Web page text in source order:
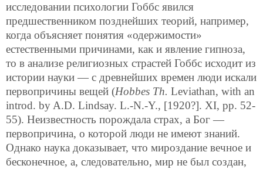
исследовании психологии Гоббс явился
предшественником позднейших теорий, например,
когда объясняет понятия «одержимости»
естественными причинами, как и явление гипноза,
то в анализе религиозных страстей Гоббс исходит из
истории науки — с древнейших времен люди искали
первопричины вещей (Hobbes Th. Leviathan, with an
introd. by A.D. Lindsay. L.-N.-Y., [1920?]. XI, pp. 52-
55). Неизвестность порождала страх, а Бог —
первопричина, о которой люди не имеют знаний.
Однако наука доказывает, что мироздание вечное и
бесконечное, а, следовательно, мир не был создан,